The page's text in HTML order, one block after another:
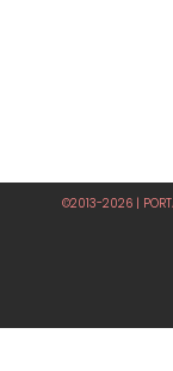
©2013-2026 |